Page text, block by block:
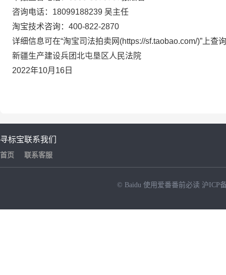
咨询电话：18099188239 吴主任
淘宝技术咨询：400-822-2870
详细信息可在“淘宝司法拍卖网(https://sf.taobao.com/)”上查
新疆生产建设兵团北屯垦区人民法院
2022年10月16日
寻标宝
首页
联系我们
联系客服
© Baidu 使用爱番番前必读 沪ICP